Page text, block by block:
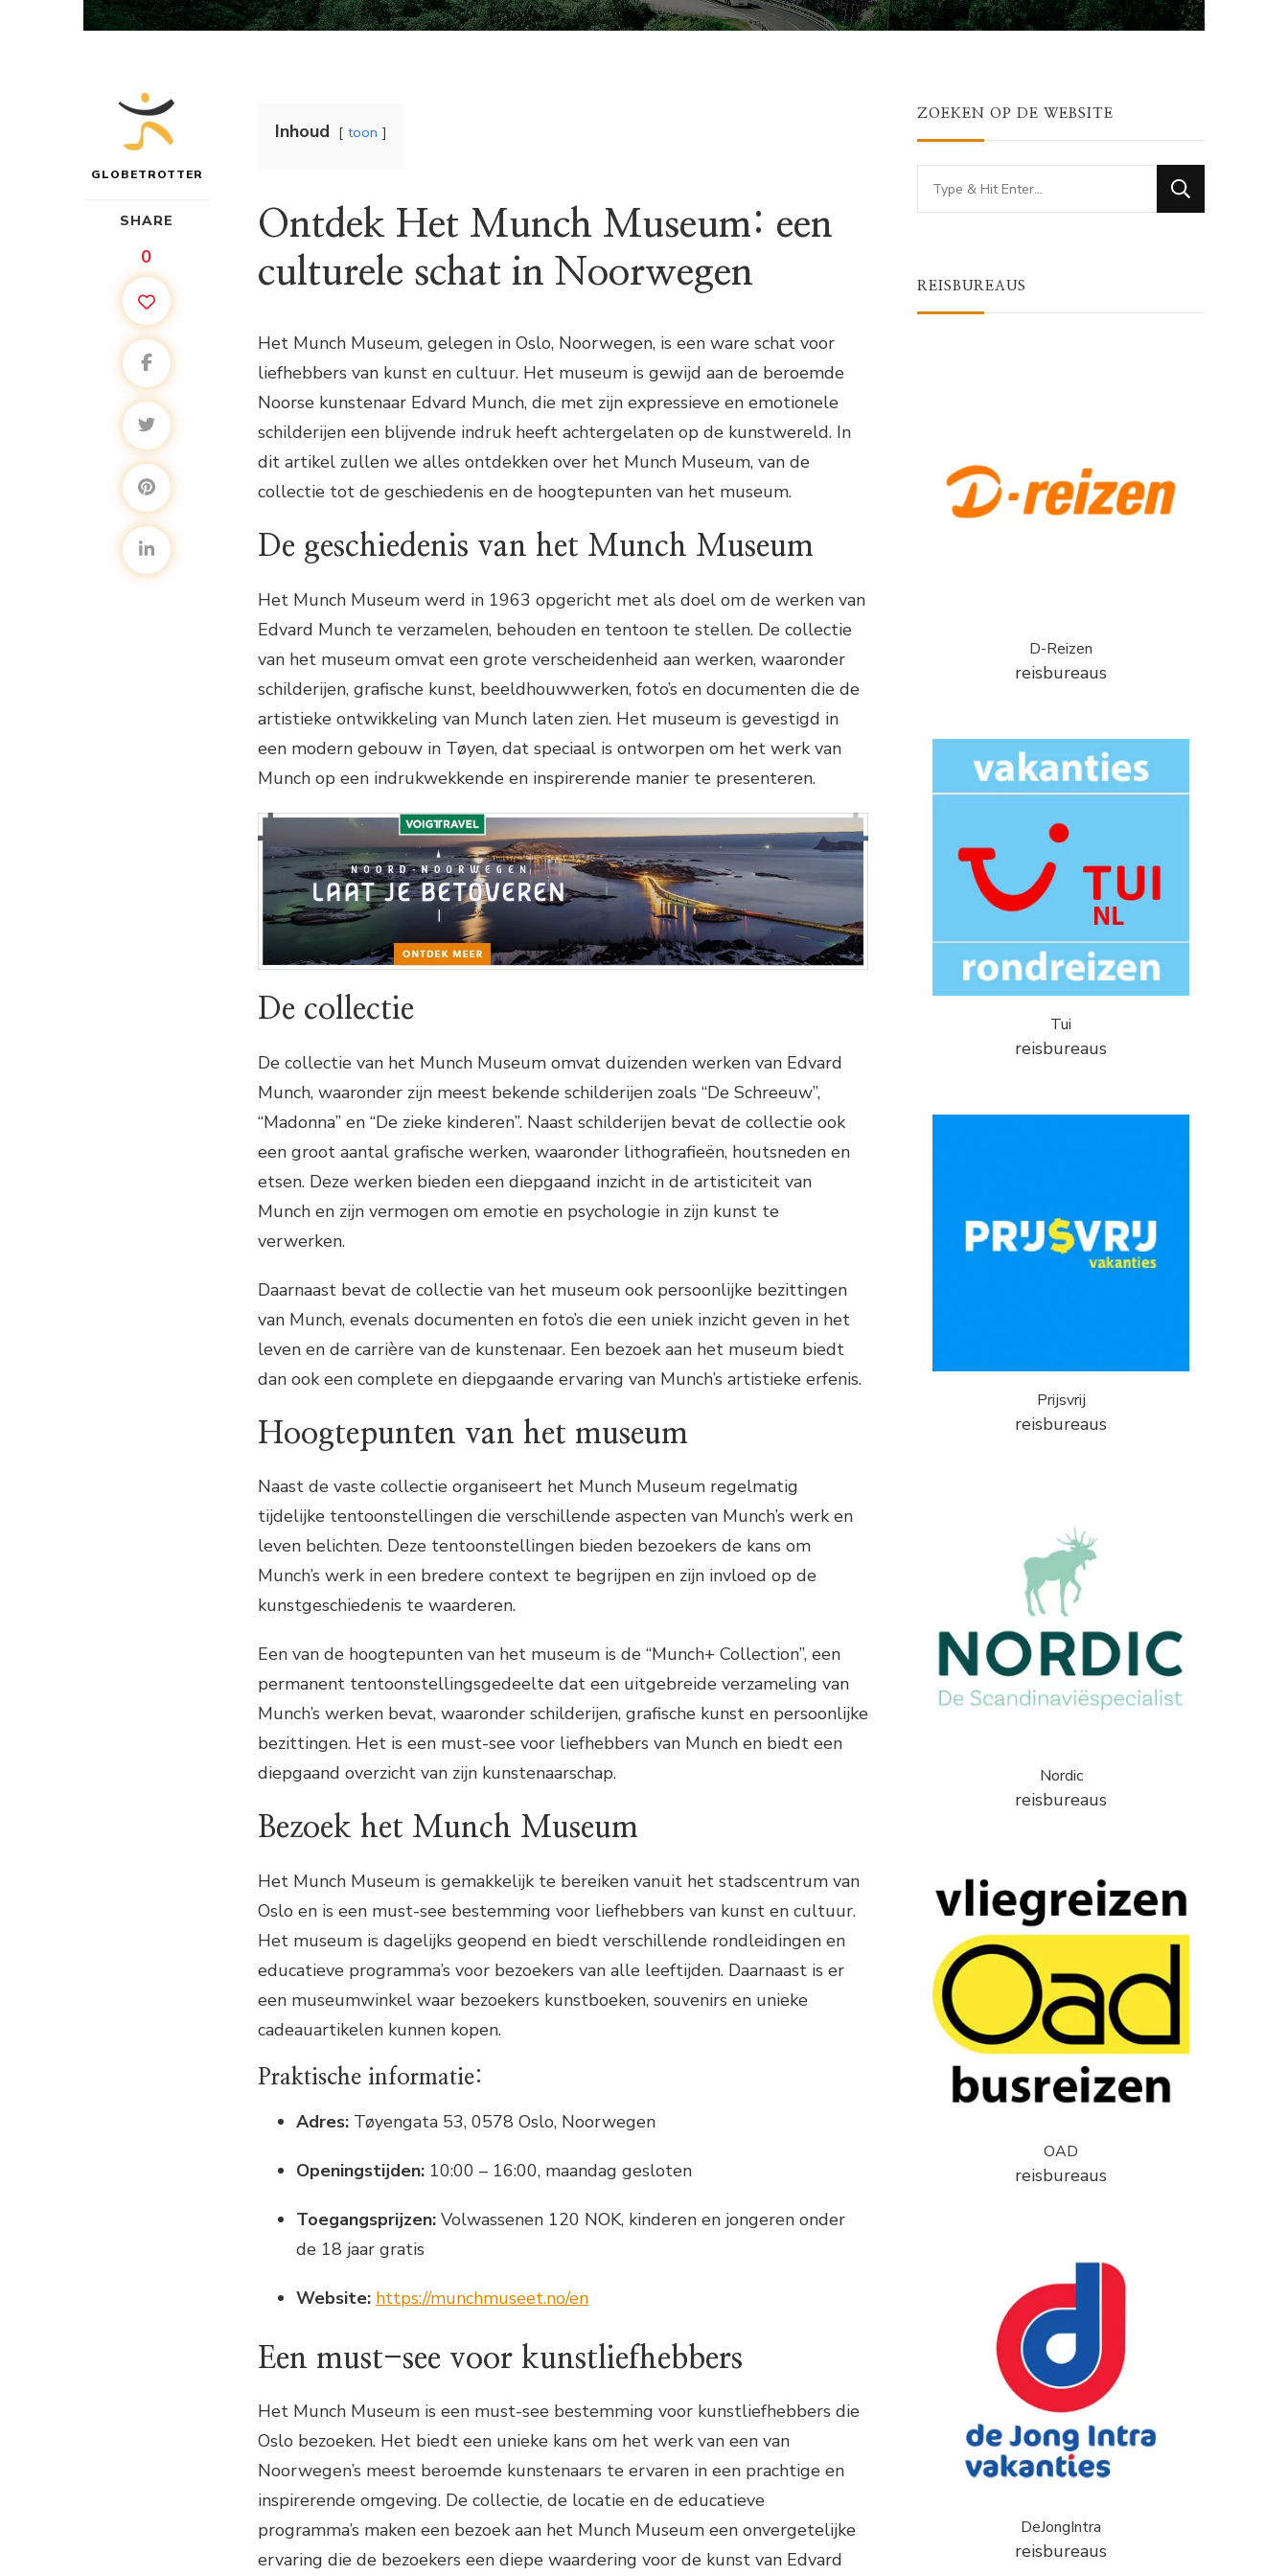
GLOBETROTTER
SHARE
0
Inhoud toon
Ontdek Het Munch Museum: een
culturele schat in Noorwegen
Het Munch Museum, gelegen in Oslo, Noorwegen, is een ware schat voor
liefhebbers van kunst en cultuur. Het museum is gewijd aan de beroemde
Noorse kunstenaar Edvard Munch, die met zijn expressieve en emotionele
schilderijen een blijvende indruk heeft achtergelaten op de kunstwereld. In
dit artikel zullen we alles ontdekken over het Munch Museum, van de
collectie tot de geschiedenis en de hoogtepunten van het museum.
De geschiedenis van het Munch Museum
Het Munch Museum werd in 1963 opgericht met als doel om de werken van
Edvard Munch te verzamelen, behouden en tentoon te stellen. De collectie
van het museum omvat een grote verscheidenheid aan werken, waaronder
schilderijen, grafische kunst, beeldhouwwerken, foto’s en documenten die de
artistieke ontwikkeling van Munch laten zien. Het museum is gevestigd in
een modern gebouw in Tøyen, dat speciaal is ontworpen om het werk van
Munch op een indrukwekkende en inspirerende manier te presenteren.
De collectie
De collectie van het Munch Museum omvat duizenden werken van Edvard
Munch, waaronder zijn meest bekende schilderijen zoals “De Schreeuw”,
“Madonna” en “De zieke kinderen”. Naast schilderijen bevat de collectie ook
een groot aantal grafische werken, waaronder lithografieën, houtsneden en
etsen. Deze werken bieden een diepgaand inzicht in de artisticiteit van
Munch en zijn vermogen om emotie en psychologie in zijn kunst te
verwerken.
Daarnaast bevat de collectie van het museum ook persoonlijke bezittingen
van Munch, evenals documenten en foto’s die een uniek inzicht geven in het
leven en de carrière van de kunstenaar. Een bezoek aan het museum biedt
dan ook een complete en diepgaande ervaring van Munch’s artistieke erfenis.
Hoogtepunten van het museum
Naast de vaste collectie organiseert het Munch Museum regelmatig
tijdelijke tentoonstellingen die verschillende aspecten van Munch’s werk en
leven belichten. Deze tentoonstellingen bieden bezoekers de kans om
Munch’s werk in een bredere context te begrijpen en zijn invloed op de
kunstgeschiedenis te waarderen.
Een van de hoogtepunten van het museum is de “Munch+ Collection”, een
permanent tentoonstellingsgedeelte dat een uitgebreide verzameling van
Munch’s werken bevat, waaronder schilderijen, grafische kunst en persoonlijke
bezittingen. Het is een must-see voor liefhebbers van Munch en biedt een
diepgaand overzicht van zijn kunstenaarschap.
Bezoek het Munch Museum
Het Munch Museum is gemakkelijk te bereiken vanuit het stadscentrum van
Oslo en is een must-see bestemming voor liefhebbers van kunst en cultuur.
Het museum is dagelijks geopend en biedt verschillende rondleidingen en
educatieve programma’s voor bezoekers van alle leeftijden. Daarnaast is er
een museumwinkel waar bezoekers kunstboeken, souvenirs en unieke
cadeauartikelen kunnen kopen.
Praktische informatie:
Adres: Tøyengata 53, 0578 Oslo, Noorwegen
Openingstijden: 10:00 – 16:00, maandag gesloten
Toegangsprijzen: Volwassenen 120 NOK, kinderen en jongeren onder
de 18 jaar gratis
Website: https://munchmuseet.no/en
Een must-see voor kunstliefhebbers
Het Munch Museum is een must-see bestemming voor kunstliefhebbers die
Oslo bezoeken. Het biedt een unieke kans om het werk van een van
Noorwegen’s meest beroemde kunstenaars te ervaren in een prachtige en
inspirerende omgeving. De collectie, de locatie en de educatieve
programma’s maken een bezoek aan het Munch Museum een onvergetelijke
ervaring die de bezoekers een diepe waardering voor de kunst van Edvard
ZOEKEN OP DE WEBSITE
Looking
for
REISBUREAUS
D-Reizen
reisbureaus
Tui
reisbureaus
Prijsvrij
reisbureaus
Nordic
reisbureaus
OAD
reisbureaus
DeJongIntra
reisbureaus